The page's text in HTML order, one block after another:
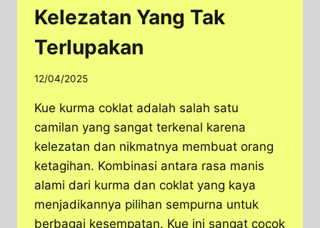
Kelezatan Yang Tak
Terlupakan
12/04/2025
Kue kurma coklat adalah salah satu
camilan yang sangat terkenal karena
kelezatan dan nikmatnya membuat orang
ketagihan. Kombinasi antara rasa manis
alami dari kurma dan coklat yang kaya
menjadikannya pilihan sempurna untuk
berbagai kesempatan. Kue ini sangat cocok